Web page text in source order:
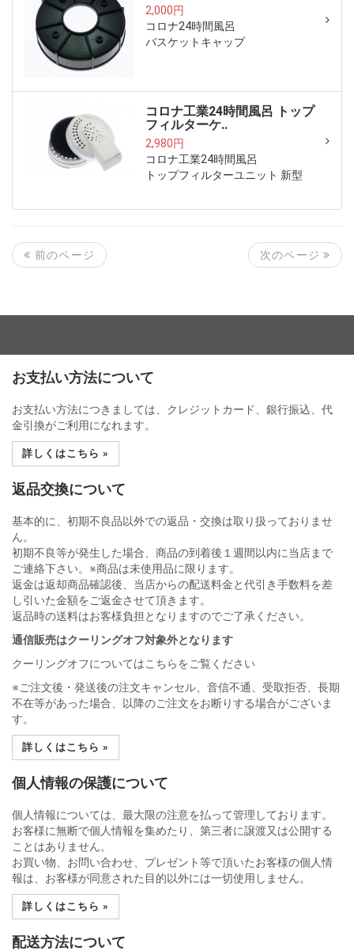
2,000円
コロナ24時間風呂
バスケットキャップ
コロナ工業24時間風呂 トップ
フィルターケ..
2,980円
コロナ工業24時間風呂
トップフィルターユニット 新型
前のページ 次のページ
お支払い方法について
お支払い方法につきましては、クレジットカード、銀行振込、代
金引換がご利用になれます。
詳しくはこちら »
返品交換について
基本的に、初期不良品以外での返品・交換は取り扱っておりませ
ん。
初期不良等が発生した場合、商品の到着後１週間以内に当店まで
ご連絡下さい。※商品は未使用品に限ります。
返金は返却商品確認後、当店からの配送料金と代引き手数料を差
し引いた金額をご返金させて頂きます。
返品時の送料はお客様負担となりますのでご了承ください。
通信販売はクーリングオフ対象外となります
クーリングオフについてはこちらをご覧ください
※ご注文後・発送後の注文キャンセル、音信不通、受取拒否、長期
不在等があった場合、以降のご注文をお断りする場合がございま
す。
詳しくはこちら »
個人情報の保護について
個人情報については、最大限の注意を払って管理しております。
お客様に無断で個人情報を集めたり、第三者に譲渡又は公開する
ことはありません。
お買い物、お問い合わせ、プレゼント等で頂いたお客様の個人情
報は、お客様が同意された目的以外には一切使用しません。
詳しくはこちら »
配送方法について